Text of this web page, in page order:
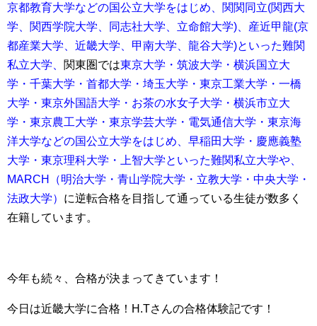
京都教育大学などの国公立大学をはじめ、関関同立(関西大
学、関西学院大学、同志社大学、立命館大学)、産近甲龍(京
都産業大学、近畿大学、甲南大学、龍谷大学)といった難関
私立大学、 関東圏では東京大学・筑波大学・横浜国立大
学・千葉大学・首都大学・埼玉大学・ 東京工業大学・一橋
大学・東京外国語大学・お茶の水女子大学・横浜市立大
学・東京農工大学・東京学芸大学・電気通信大学・東京海
洋大学などの国公立大学をはじめ、 早稲田大学・慶應義塾
大学・東京理科大学・上智大学といった難関私立大学や、
MARCH（明治大学・青山学院大学・立教大学・中央大学・
法政大学） に逆転合格を目指して通っている生徒が数多く
在籍しています。
今年も続々、合格が決まってきています！
今日は近畿大学に合格！H.Tさんの合格体験記です！